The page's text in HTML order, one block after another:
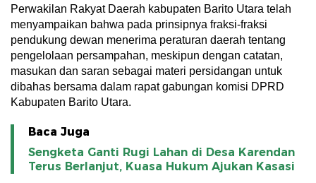
Perwakilan Rakyat Daerah kabupaten Barito Utara telah
menyampaikan bahwa pada prinsipnya fraksi-fraksi
pendukung dewan menerima peraturan daerah tentang
pengelolaan persampahan, meskipun dengan catatan,
masukan dan saran sebagai materi persidangan untuk
dibahas bersama dalam rapat gabungan komisi DPRD
Kabupaten Barito Utara.
Baca Juga
Sengketa Ganti Rugi Lahan di Desa Karendan
Terus Berlanjut, Kuasa Hukum Ajukan Kasasi